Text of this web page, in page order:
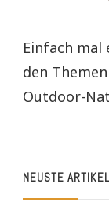
Einfach mal
den
Outdoor-
NEUSTE ARTIKEL